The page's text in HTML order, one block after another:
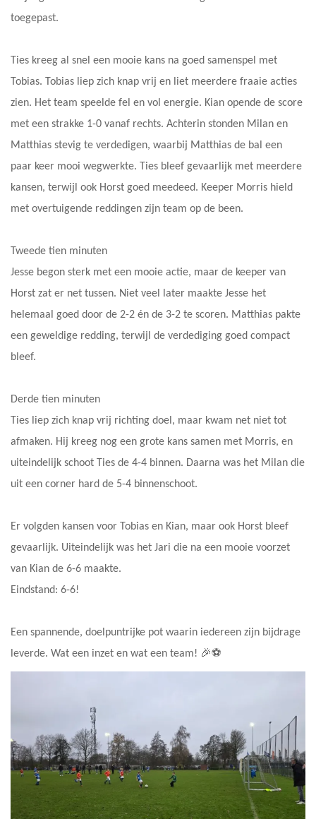
toegepast.
Ties kreeg al snel een mooie kans na goed samenspel met
Tobias. Tobias liep zich knap vrij en liet meerdere fraaie acties
zien. Het team speelde fel en vol energie. Kian opende de score
met een strakke 1-0 vanaf rechts. Achterin stonden Milan en
Matthias stevig te verdedigen, waarbij Matthias de bal een
paar keer mooi wegwerkte. Ties bleef gevaarlijk met meerdere
kansen, terwijl ook Horst goed meedeed. Keeper Morris hield
met overtuigende reddingen zijn team op de been.
Tweede tien minuten
Jesse begon sterk met een mooie actie, maar de keeper van
Horst zat er net tussen. Niet veel later maakte Jesse het
helemaal goed door de 2-2 én de 3-2 te scoren. Matthias pakte
een geweldige redding, terwijl de verdediging goed compact
bleef.
Derde tien minuten
Ties liep zich knap vrij richting doel, maar kwam net niet tot
afmaken. Hij kreeg nog een grote kans samen met Morris, en
uiteindelijk schoot Ties de 4-4 binnen. Daarna was het Milan die
uit een corner hard de 5-4 binnenschoot.
Er volgden kansen voor Tobias en Kian, maar ook Horst bleef
gevaarlijk. Uiteindelijk was het Jari die na een mooie voorzet
van Kian de 6-6 maakte.
Eindstand: 6-6!
Een spannende, doelpuntrijke pot waarin iedereen zijn bijdrage
leverde. Wat een inzet en wat een team! 🎉⚽